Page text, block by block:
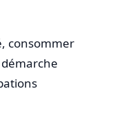
consommer